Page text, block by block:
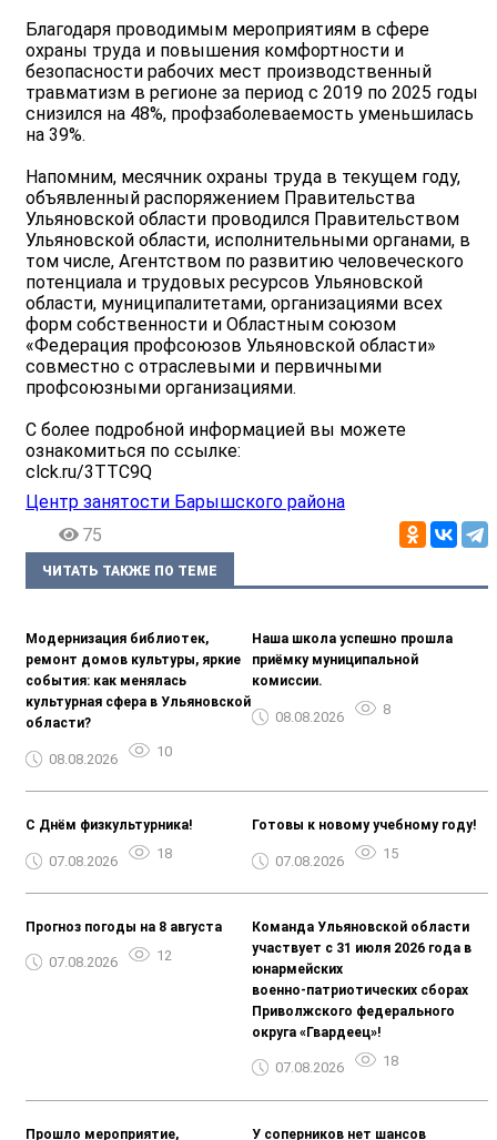
Благодаря проводимым мероприятиям в сфере
охраны труда и повышения комфортности и
безопасности рабочих мест производственный
травматизм в регионе за период с 2019 по 2025 годы
снизился на 48%, профзаболеваемость уменьшилась
на 39%.
Напомним, месячник охраны труда в текущем году,
объявленный распоряжением Правительства
Ульяновской области проводился Правительством
Ульяновской области, исполнительными органами, в
том числе, Агентством по развитию человеческого
потенциала и трудовых ресурсов Ульяновской
области, муниципалитетами, организациями всех
форм собственности и Областным союзом
«Федерация профсоюзов Ульяновской области»
совместно с отраслевыми и первичными
профсоюзными организациями.
С более подробной информацией вы можете
ознакомиться по ссылке:
clck.ru/3TTC9Q
Центр занятости Барышского района
75
ЧИТАТЬ ТАКЖЕ ПО ТЕМЕ
Модернизация библиотек,
ремонт домов культуры, яркие
события: как менялась
культурная сфера в Ульяновской
области?
08.08.2026 10
Наша школа успешно прошла
приёмку муниципальной
комиссии.
08.08.2026 8
С Днём физкультурника!
07.08.2026 18
Готовы к новому учебному году!
07.08.2026 15
Прогноз погоды на 8 августа
07.08.2026 12
Команда Ульяновской области
участвует с 31 июля 2026 года в
юнармейских
военно‑патриотических сборах
Приволжского федерального
округа «Гвардеец»!
07.08.2026 18
Прошло мероприятие, У соперников нет шансов